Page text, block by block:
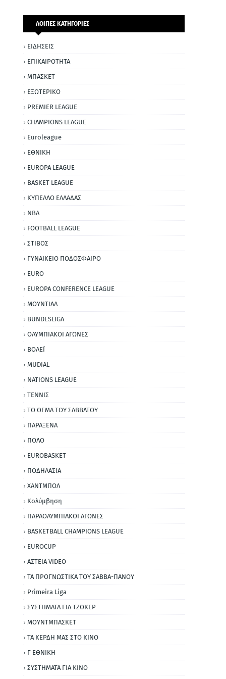
ΛΟΙΠΕΣ ΚΑΤΗΓΟΡΙΕΣ
ΕΙΔΗΣΕΙΣ
ΕΠΙΚΑΙΡΟΤΗΤΑ
ΜΠΑΣΚΕΤ
ΕΞΩΤΕΡΙΚΟ
PREMIER LEAGUE
CHAMPIONS LEAGUE
Euroleague
ΕΘΝΙΚΗ
EUROPA LEAGUE
BASKET LEAGUE
ΚΥΠΕΛΛΟ ΕΛΛΑΔΑΣ
NBA
FOOTBALL LEAGUE
ΣΤΙΒΟΣ
ΓΥΝΑΙΚΕΙΟ ΠΟΔΟΣΦΑΙΡΟ
EURO
EUROPA CONFERENCE LEAGUE
ΜΟΥΝΤΙΑΛ
BUNDESLIGA
ΟΛΥΜΠΙΑΚΟΙ ΑΓΩΝΕΣ
ΒΟΛΕΪ
MUDIAL
NATIONS LEAGUE
ΤΕΝΝΙΣ
ΤΟ ΘΕΜΑ ΤΟΥ ΣΑΒΒΑΤΟΥ
ΠΑΡΑΞΕΝΑ
ΠΟΛΟ
EUROBASKET
ΠΟΔΗΛΑΣΙΑ
ΧΑΝΤΜΠΟΛ
Κολύμβηση
ΠΑΡΑΟΛΥΜΠΙΑΚΟΙ ΑΓΩΝΕΣ
BASKETBALL CHAMPIONS LEAGUE
EUROCUP
ΑΣΤΕΙΑ VIDEO
ΤΑ ΠΡΟΓΝΩΣΤΙΚΑ ΤΟΥ ΣΑΒΒΑ-ΠΑΝΟΥ
Primeira Liga
ΣΥΣΤΗΜΑΤΑ ΓΙΑ ΤΖΟΚΕΡ
ΜΟΥΝΤΜΠΑΣΚΕΤ
ΤΑ ΚΕΡΔΗ ΜΑΣ ΣΤΟ ΚΙΝΟ
Γ ΕΘΝΙΚΗ
ΣΥΣΤΗΜΑΤΑ ΓΙΑ ΚΙΝΟ